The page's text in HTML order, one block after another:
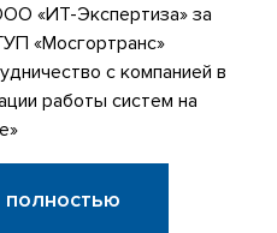
«ИТ-Экспертиза» за
«Мосгортранс»
с компанией в
работы систем на